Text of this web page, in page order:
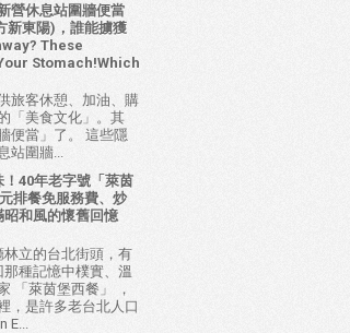
營休息站圍牆便當
新東陽)，誰能擄獲
These
Stomach!Which
旅客休憩、加油、購
「美食文化」。其
便當」了。 這些隱
站圍牆...
40年老字號「萊茵
排餐免服務費、炒
和風的懷舊回憶
立的台北街頭，有
種記憶中樸實、溫
「萊茵堡西餐」 ，
，是許多老台北人口